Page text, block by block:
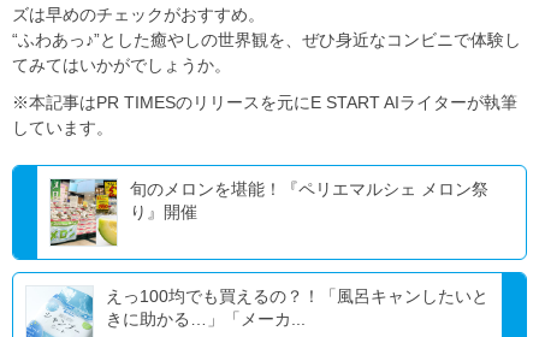
ズは早めのチェックがおすすめ。
“ふわあっ♪”とした癒やしの世界観を、ぜひ身近なコンビニで体験し
てみてはいかがでしょうか。
※本記事はPR TIMESのリリースを元にE START AIライターが執筆
しています。
旬のメロンを堪能！『ペリエマルシェ メロン祭
り』開催
えっ100均でも買えるの？！「風呂キャンしたいと
きに助かる…」「メーカ...